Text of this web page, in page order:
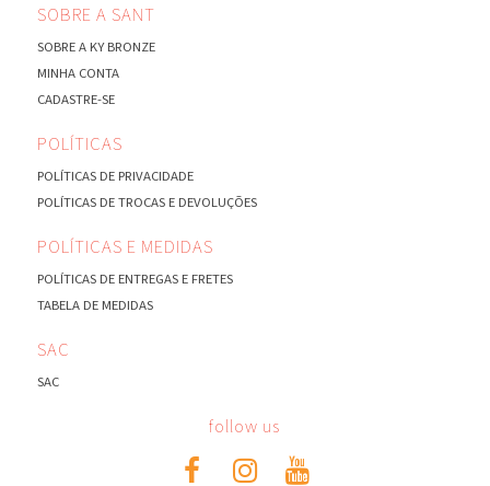
SOBRE A SANT
SOBRE A KY BRONZE
MINHA CONTA
CADASTRE-SE
POLÍTICAS
POLÍTICAS DE PRIVACIDADE
POLÍTICAS DE TROCAS E DEVOLUÇÕES
POLÍTICAS E MEDIDAS
POLÍTICAS DE ENTREGAS E FRETES
TABELA DE MEDIDAS
SAC
SAC
follow us